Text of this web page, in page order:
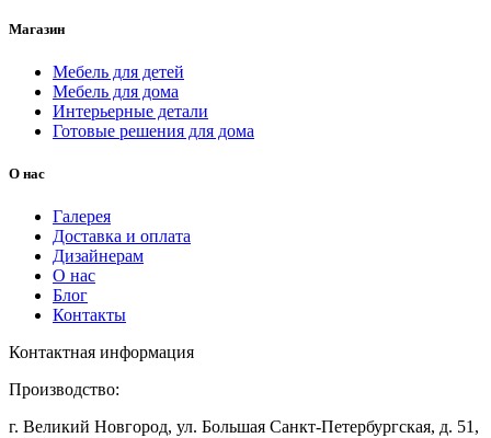
Магазин
Мебель для детей
Мебель для дома
Интерьерные детали
Готовые решения для дома
О нас
Галерея
Доставка и оплата
Дизайнерам
О нас
Блог
Контакты
Контактная информация
Производство:
г. Великий Новгород, ул. Большая Санкт-Петербургская, д. 51,